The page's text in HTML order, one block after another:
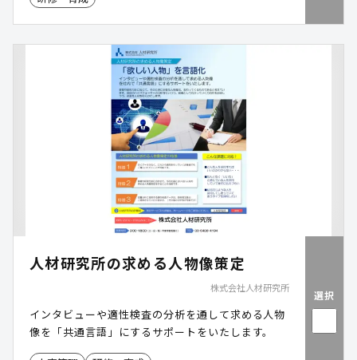
人材研究所の求める人物像策定
株式会社人材研究所
インタビューや適性検査の分析を通して求める人物
像を「共通言語」にするサポートをいたします。
選択